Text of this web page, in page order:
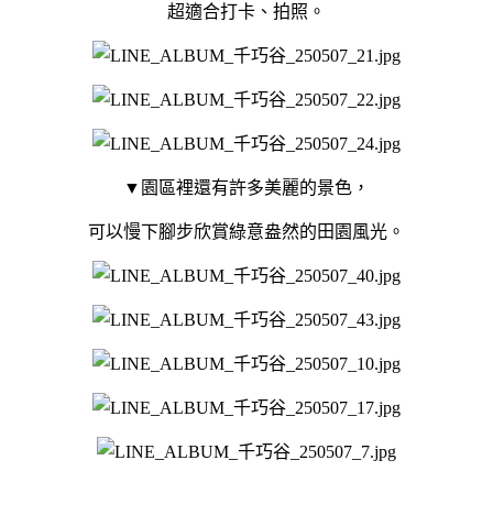
超適合打卡、拍照。
▼園區裡還有許多美麗的景色，
可以慢下腳步欣賞綠意盎然的田園風光。